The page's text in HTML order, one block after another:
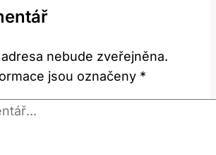
znamená
jak
ho
přeložit?
nebude zveřejněna.
jsou označeny *